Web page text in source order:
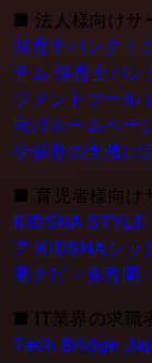
■ 法人様向けサ
保育士バンク！
テム 保育士バン
ジメントツール
向けホームペー
や保育の実務に
■ 育児者様向け
KIDSNA STYLE
ア KIDSNAシッ
園ナビ - 保育園
■ IT業界の求職
Tech Bridge